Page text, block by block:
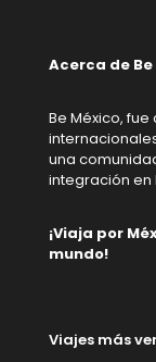
Acerca de
Be México,
una
integración en
¡Viaja por
mundo!
Viajes más